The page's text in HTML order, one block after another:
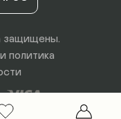
защищены.
и политика